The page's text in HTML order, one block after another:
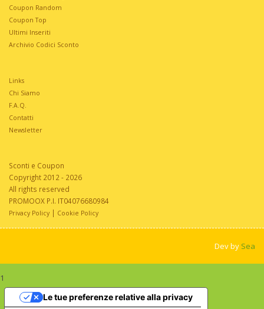
Coupon Random
Coupon Top
Ultimi Inseriti
Archivio Codici Sconto
Links
Chi Siamo
F.A.Q.
Contatti
Newsletter
Sconti e Coupon
Copyright 2012 - 2026
All rights reserved
PROMOOX P.I. IT04076680984
Privacy Policy | Cookie Policy
Dev by Sea
1
Le tue preferenze relative alla privacy